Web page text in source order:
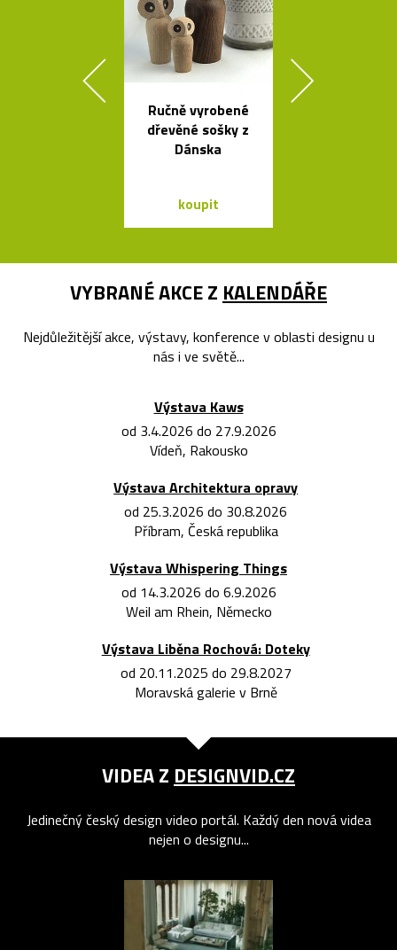
Ručně vyrobené
dřevěné sošky z
Dánska
koupit
VYBRANÉ AKCE Z KALENDÁŘE
Nejdůležitější akce, výstavy, konference v oblasti designu u
nás i ve světě...
Výstava Kaws
od 3.4.2026 do 27.9.2026
Vídeň, Rakousko
Výstava Architektura opravy
od 25.3.2026 do 30.8.2026
Příbram, Česká republika
Výstava Whispering Things
od 14.3.2026 do 6.9.2026
Weil am Rhein, Německo
Výstava Liběna Rochová: Doteky
od 20.11.2025 do 29.8.2027
Moravská galerie v Brně
VIDEA Z DESIGNVID.CZ
Jedinečný český design video portál. Každý den nová videa
nejen o designu...